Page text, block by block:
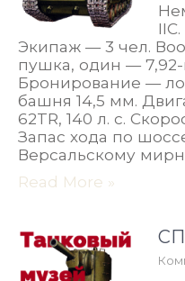
Экипаж — 3 чел.
пушка, один —
Бронирование —
башня 14,5 мм.
62TR, 140 л. с.
Запас хода по
Версальскому
Read More »